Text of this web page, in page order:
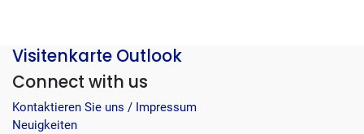
Visitenkarte Outlook
Connect with us
Kontaktieren Sie uns / Impressum
Neuigkeiten